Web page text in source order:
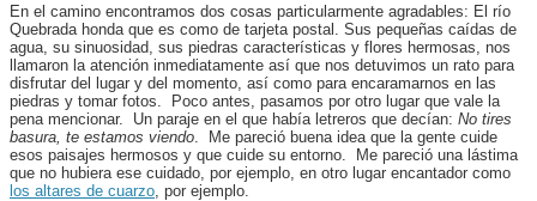
En el camino encontramos dos cosas particularmente agradables: El río
Quebrada honda que es como de tarjeta postal. Sus pequeñas caídas de
agua, su sinuosidad, sus piedras características y flores hermosas, nos
llamaron la atención inmediatamente así que nos detuvimos un rato para
disfrutar del lugar y del momento, así como para encaramarnos en las
piedras y tomar fotos. Poco antes, pasamos por otro lugar que vale la
pena mencionar. Un paraje en el que había letreros que decían: No tires
basura, te estamos viendo . Me pareció buena idea que la gente cuide
esos paisajes hermosos y que cuide su entorno. Me pareció una lástima
que no hubiera ese cuidado, por ejemplo, en otro lugar encantador como
los altares de cuarzo , por ejemplo.